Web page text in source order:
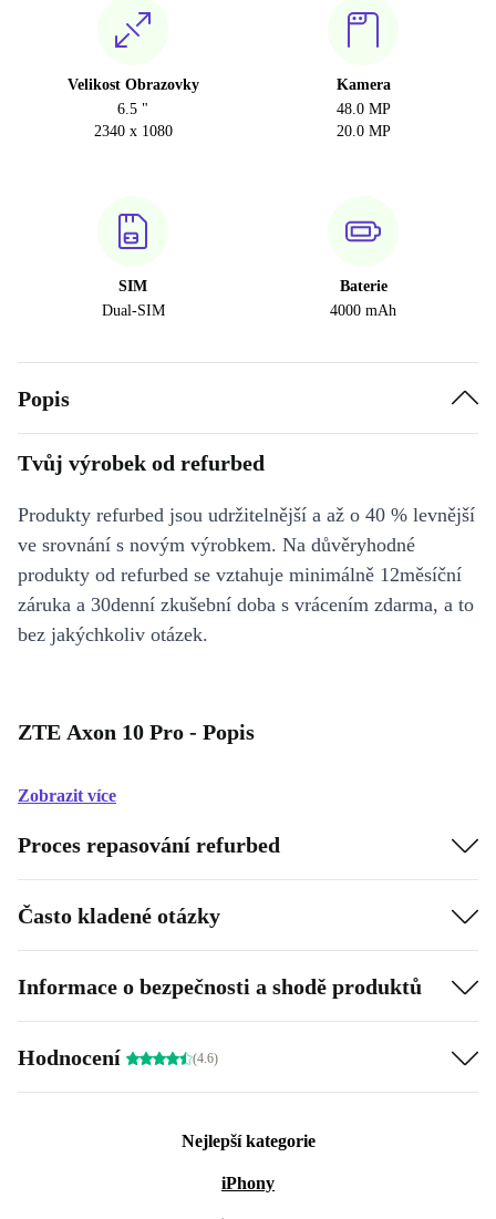
Velikost Obrazovky
6.5 "
2340 x 1080
Kamera
48.0 MP
20.0 MP
SIM
Dual-SIM
Baterie
4000 mAh
Popis
Tvůj výrobek od refurbed
Produkty refurbed jsou udržitelnější a až o 40 % levnější
ve srovnání s novým výrobkem. Na důvěryhodné
produkty od refurbed se vztahuje minimálně 12měsíční
záruka a 30denní zkušební doba s vrácením zdarma, a to
bez jakýchkoliv otázek.
ZTE Axon 10 Pro - Popis
Zobrazit více
Proces repasování refurbed
Často kladené otázky
Informace o bezpečnosti a shodě produktů
Hodnocení (4.6)
Nejlepší kategorie
iPhony